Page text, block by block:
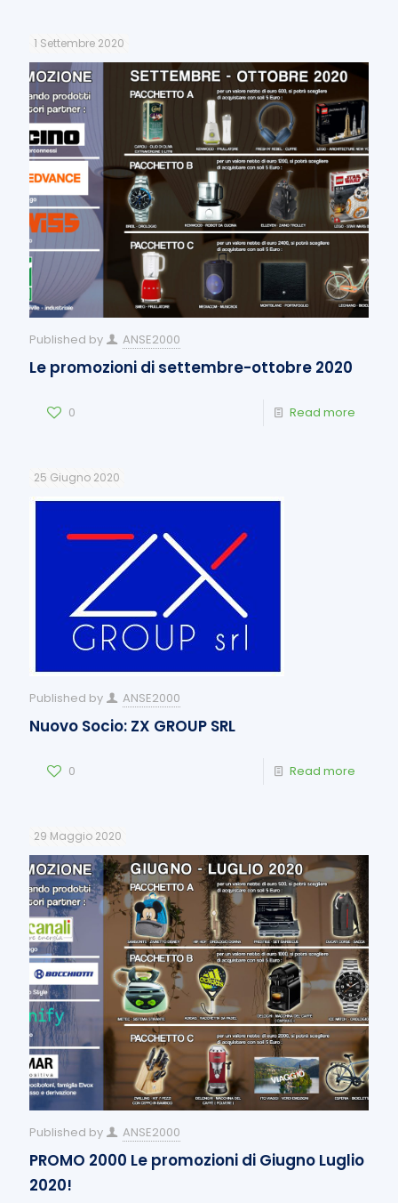
1 Settembre 2020
Published by ANSE2000
Le promozioni di settembre-ottobre 2020
0 Read more
25 Giugno 2020
Published by ANSE2000
Nuovo Socio: ZX GROUP SRL
0 Read more
29 Maggio 2020
Published by ANSE2000
PROMO 2000 Le promozioni di Giugno Luglio
2020!